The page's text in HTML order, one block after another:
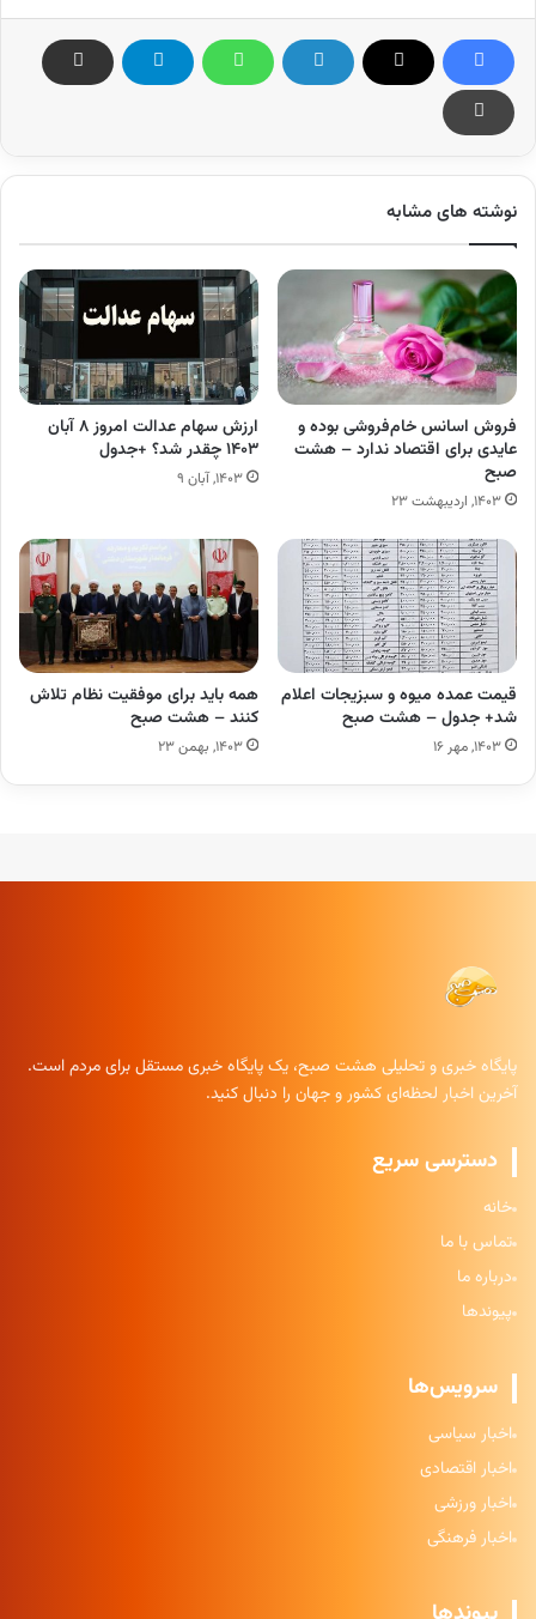
نوشته های مشابه
فروش اسانس خام‌فروشی بوده و
عایدی برای اقتصاد ندارد – هشت
صبح
۱۴۰۳, اردیبهشت ۲۳
ارزش سهام عدالت امروز ۸ آبان
۱۴۰۳ چقدر شد؟ +جدول
۱۴۰۳, آبان ۹
قیمت عمده میوه و سبزیجات اعلام
شد+ جدول – هشت صبح
۱۴۰۳, مهر ۱۶
همه باید برای موفقیت نظام تلاش
کنند – هشت صبح
۱۴۰۳, بهمن ۲۳
پایگاه خبری و تحلیلی هشت صبح، یک پایگاه خبری مستقل برای مردم است.
آخرین اخبار لحظه‌ای کشور و جهان را دنبال کنید.
دسترسی سریع
خانه
تماس با ما
درباره ما
پیوندها
سرویس‌ها
اخبار سیاسی
اخبار اقتصادی
اخبار ورزشی
اخبار فرهنگی